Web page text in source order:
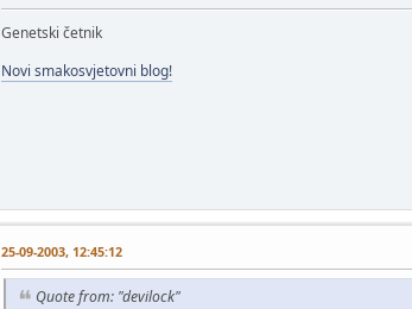
Genetski četnik
Novi smakosvjetovni blog!
25-09-2003, 12:45:12
Quote from: "devilock"